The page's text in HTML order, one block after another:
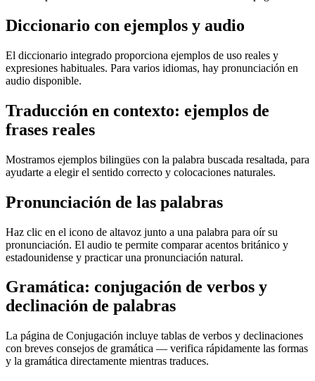
Diccionario con ejemplos y audio
El diccionario integrado proporciona ejemplos de uso reales y
expresiones habituales. Para varios idiomas, hay pronunciación en
audio disponible.
Traducción en contexto: ejemplos de
frases reales
Mostramos ejemplos bilingües con la palabra buscada resaltada, para
ayudarte a elegir el sentido correcto y colocaciones naturales.
Pronunciación de las palabras
Haz clic en el icono de altavoz junto a una palabra para oír su
pronunciación. El audio te permite comparar acentos británico y
estadounidense y practicar una pronunciación natural.
Gramática: conjugación de verbos y
declinación de palabras
La página de Conjugación incluye tablas de verbos y declinaciones
con breves consejos de gramática — verifica rápidamente las formas
y la gramática directamente mientras traduces.